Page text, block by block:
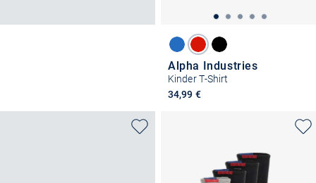
Alpha Industries
Kinder T-Shirt
34,99 €